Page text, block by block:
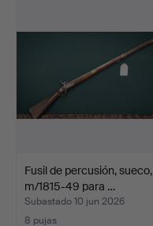
Fusil de percusión, sueco,
m/1815-49 para …
Subastado 10 jun 2026
8 pujas